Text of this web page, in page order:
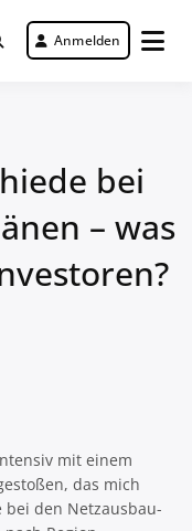
Nr. 1 Forum für
Solar Investments
Anmelden
bei
– was
mit einem
das mich
den Netzausbau-